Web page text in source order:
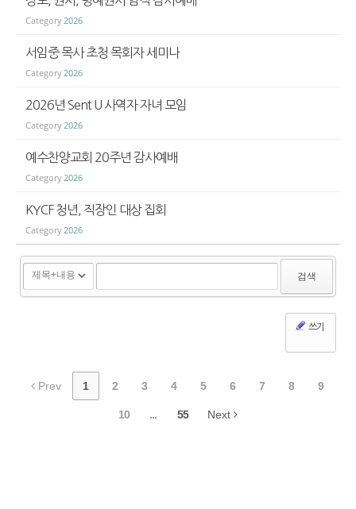
Category 2026
서임중 목사 초청 목회자 세미나
Category 2026
2026년 Sent U 사역자 자녀 모임
Category 2026
예수찬양교회 20주년 감사예배
Category 2026
KYCF 청년, 직장인 대상 집회
Category 2026
검색
쓰기
Prev 1 2 3 4 5 6 7 8 9
10 ... 55 Next